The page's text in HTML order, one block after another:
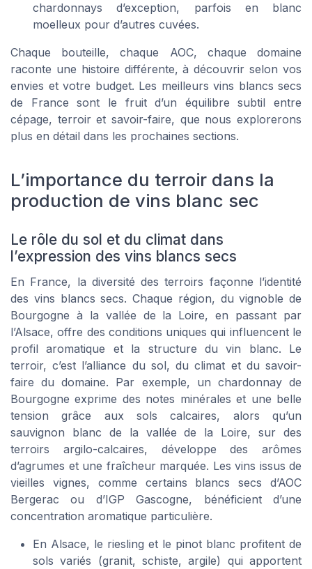
chardonnays d’exception, parfois en blanc
moelleux pour d’autres cuvées.
Chaque bouteille, chaque AOC, chaque domaine
raconte une histoire différente, à découvrir selon vos
envies et votre budget. Les meilleurs vins blancs secs
de France sont le fruit d’un équilibre subtil entre
cépage, terroir et savoir-faire, que nous explorerons
plus en détail dans les prochaines sections.
L’importance du terroir dans la
production de vins blanc sec
Le rôle du sol et du climat dans
l’expression des vins blancs secs
En France, la diversité des terroirs façonne l’identité
des vins blancs secs. Chaque région, du vignoble de
Bourgogne à la vallée de la Loire, en passant par
l’Alsace, offre des conditions uniques qui influencent le
profil aromatique et la structure du vin blanc. Le
terroir, c’est l’alliance du sol, du climat et du savoir-
faire du domaine. Par exemple, un chardonnay de
Bourgogne exprime des notes minérales et une belle
tension grâce aux sols calcaires, alors qu’un
sauvignon blanc de la vallée de la Loire, sur des
terroirs argilo-calcaires, développe des arômes
d’agrumes et une fraîcheur marquée. Les vins issus de
vieilles vignes, comme certains blancs secs d’AOC
Bergerac ou d’IGP Gascogne, bénéficient d’une
concentration aromatique particulière.
En Alsace, le riesling et le pinot blanc profitent de
sols variés (granit, schiste, argile) qui apportent